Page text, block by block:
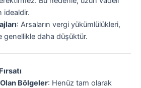
idealdir.
: Arsaların vergi yükümlülükleri,
genellikle daha düşüktür.
Bölgeler: Henüz tam olarak